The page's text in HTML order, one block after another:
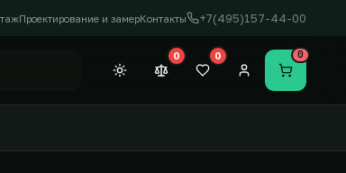
Проектирование и замерКонтакты +7(495)157-44-00
Темная тема
0 0
Перейти
0